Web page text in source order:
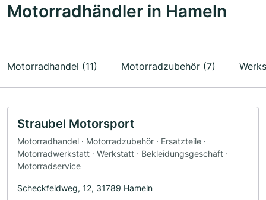
Motorradhändler in Hameln
Motorradhandel (11) Motorradzubehör (7)
Straubel Motorsport
Motorradhandel · Motorradzubehör · Ersatzteile ·
Motorradwerkstatt · Werkstatt · Bekleidungsgeschäft ·
Motorradservice
Scheckfeldweg, 12, 31789 Hameln